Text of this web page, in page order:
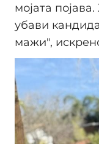
мојата
убави
мажи",